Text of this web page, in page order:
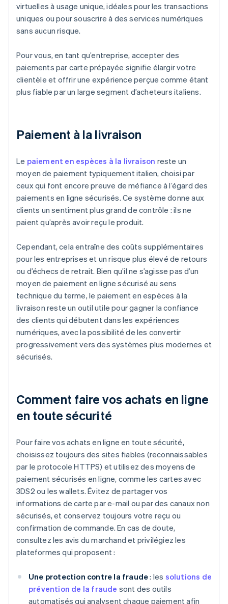
virtuelles à usage unique, idéales pour les transactions
uniques ou pour souscrire à des services numériques
sans aucun risque.
Pour vous, en tant qu’entreprise, accepter des
paiements par carte prépayée signifie élargir votre
clientèle et offrir une expérience perçue comme étant
plus fiable par un large segment d’acheteurs italiens.
Paiement à la livraison
Le paiement en espèces à la livraison reste un
moyen de paiement typiquement italien, choisi par
ceux qui font encore preuve de méfiance à l’égard des
paiements en ligne sécurisés. Ce système donne aux
clients un sentiment plus grand de contrôle : ils ne
paient qu’après avoir reçu le produit.
Cependant, cela entraîne des coûts supplémentaires
pour les entreprises et un risque plus élevé de retours
ou d’échecs de retrait. Bien qu’il ne s’agisse pas d’un
moyen de paiement en ligne sécurisé au sens
technique du terme, le paiement en espèces à la
livraison reste un outil utile pour gagner la confiance
des clients qui débutent dans les expériences
numériques, avec la possibilité de les convertir
progressivement vers des systèmes plus modernes et
sécurisés.
Comment faire vos achats en ligne
en toute sécurité
Pour faire vos achats en ligne en toute sécurité,
choisissez toujours des sites fiables (reconnaissables
par le protocole HTTPS) et utilisez des moyens de
paiement sécurisés en ligne, comme les cartes avec
3DS2 ou les wallets. Évitez de partager vos
informations de carte par e-mail ou par des canaux non
sécurisés, et conservez toujours votre reçu ou
confirmation de commande. En cas de doute,
consultez les avis du marchand et privilégiez les
plateformes qui proposent :
Une protection contre la fraude: les solutions de
prévention de la fraude sont des outils
automatisés qui analysent chaque paiement afin